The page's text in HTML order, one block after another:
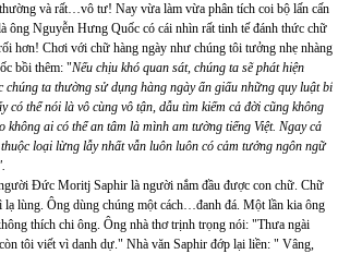
và rất…vô tư! Nay vừa làm vừa phân tích coi bộ lấn cấn
ông Nguyễn Hưng Quốc có cái nhìn rất tinh tế đánh thức chữ
hơn! Chơi với chữ hàng ngày như chúng tôi tưởng nhẹ nhàng
bồi thêm: "Nếu chịu khó quan sát, chúng ta sẽ phát hiện
chúng ta thường sử dụng hàng ngày ẩn giấu những quy luật bí
có thể nói là vô cùng vô tận, dẫu tìm kiếm cả đời cũng không
không ai có thể an tâm là mình am tường tiếng Việt. Ngay cả
loại lừng lẫy nhất vẫn luôn luôn có cảm tưởng ngôn ngữ
Đức Moritj Saphir là người nắm đầu được con chữ. Chữ
lạ lùng. Ông dùng chúng một cách…đanh đá. Một lần kia ông
thích chi ông. Ông nhà thơ trịnh trọng nói: "Thưa ngài
tôi viết vì danh dự." Nhà văn Saphir đớp lại liền: " Vâng,